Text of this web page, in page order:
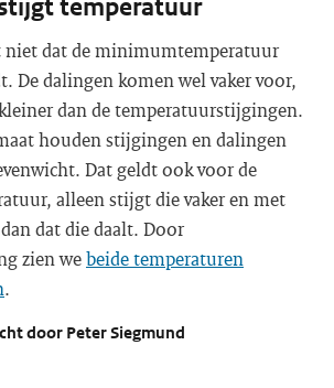
temperatuur
niet dat de minimumtemperatuur
De dalingen komen wel vaker voor,
dan de temperatuurstijgingen.
houden stijgingen en dalingen
Dat geldt ook voor de
alleen stijgt die vaker en met
dat die daalt. Door
zien webeide temperaturen
.
door Peter Siegmund